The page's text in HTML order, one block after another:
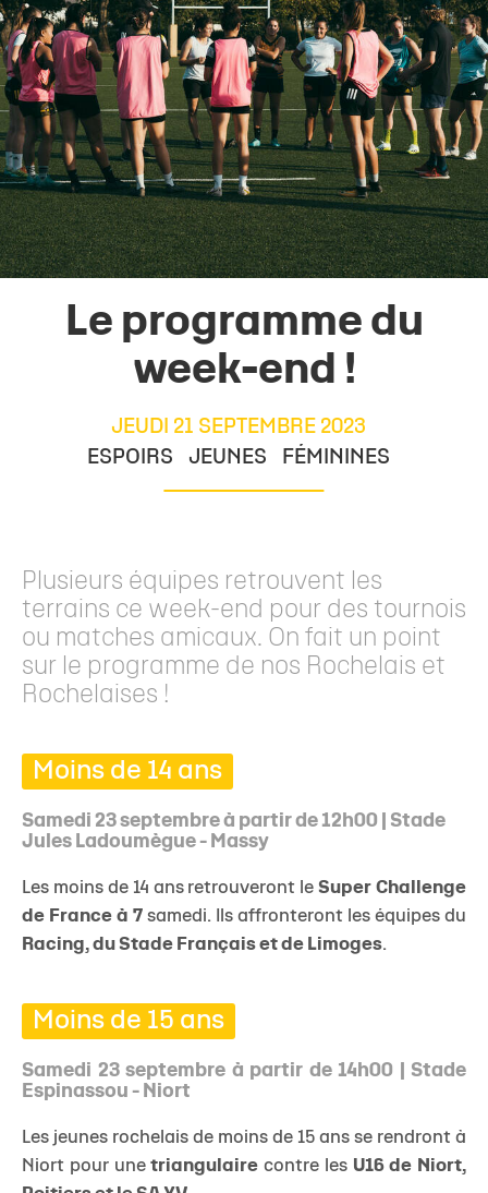
Le programme du
week-end !
JEUDI 21 SEPTEMBRE 2023
ESPOIRS
JEUNES FÉMININES
Plusieurs équipes retrouvent les
terrains ce week-end pour des tournois
ou matches amicaux. On fait un point
sur le programme de nos Rochelais et
Rochelaises !
Moins de 14 ans
​Samedi 23 septembre à partir de 12h00 | Stade
Jules Ladoumègue - Massy
Les moins de 14 ans retrouveront leSuper Challenge
de France à 7 samedi. Ils affronteront les équipes du
Racing, du Stade Français et de Limoges.
Moins de 15 ans
Samedi 23 septembre à partir de 14h00 | Stade
Espinassou - Niort
Les jeunes rochelais de moins de 15 ans se rendront à
Niort pour unetriangulaire contre les U16 de Niort,